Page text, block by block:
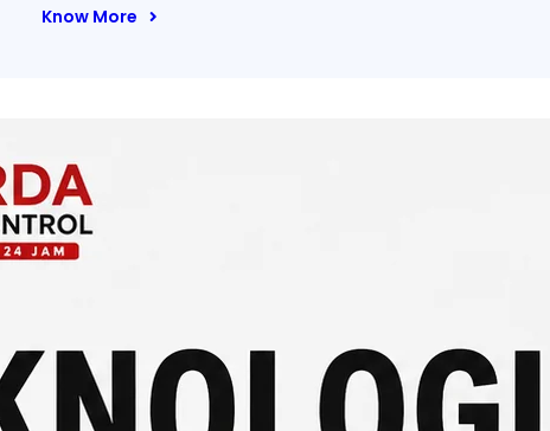
Know More